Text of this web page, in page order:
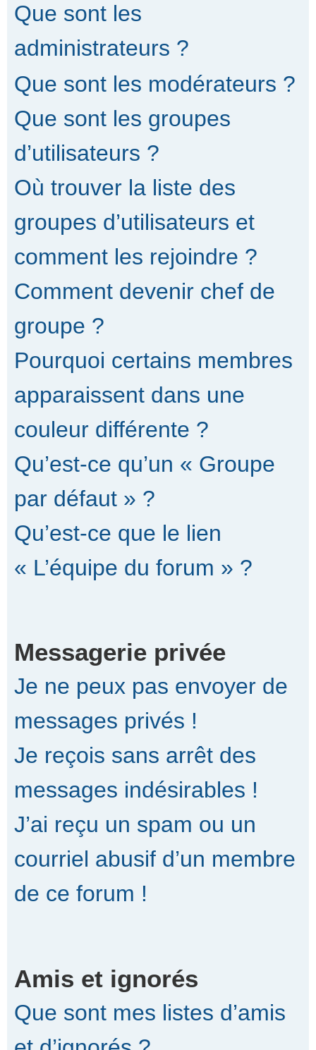
Que sont les
administrateurs ?
Que sont les modérateurs ?
Que sont les groupes
d’utilisateurs ?
Où trouver la liste des
groupes d’utilisateurs et
comment les rejoindre ?
Comment devenir chef de
groupe ?
Pourquoi certains membres
apparaissent dans une
couleur différente ?
Qu’est-ce qu’un « Groupe
par défaut » ?
Qu’est-ce que le lien
« L’équipe du forum » ?
Messagerie privée
Je ne peux pas envoyer de
messages privés !
Je reçois sans arrêt des
messages indésirables !
J’ai reçu un spam ou un
courriel abusif d’un membre
de ce forum !
Amis et ignorés
Que sont mes listes d’amis